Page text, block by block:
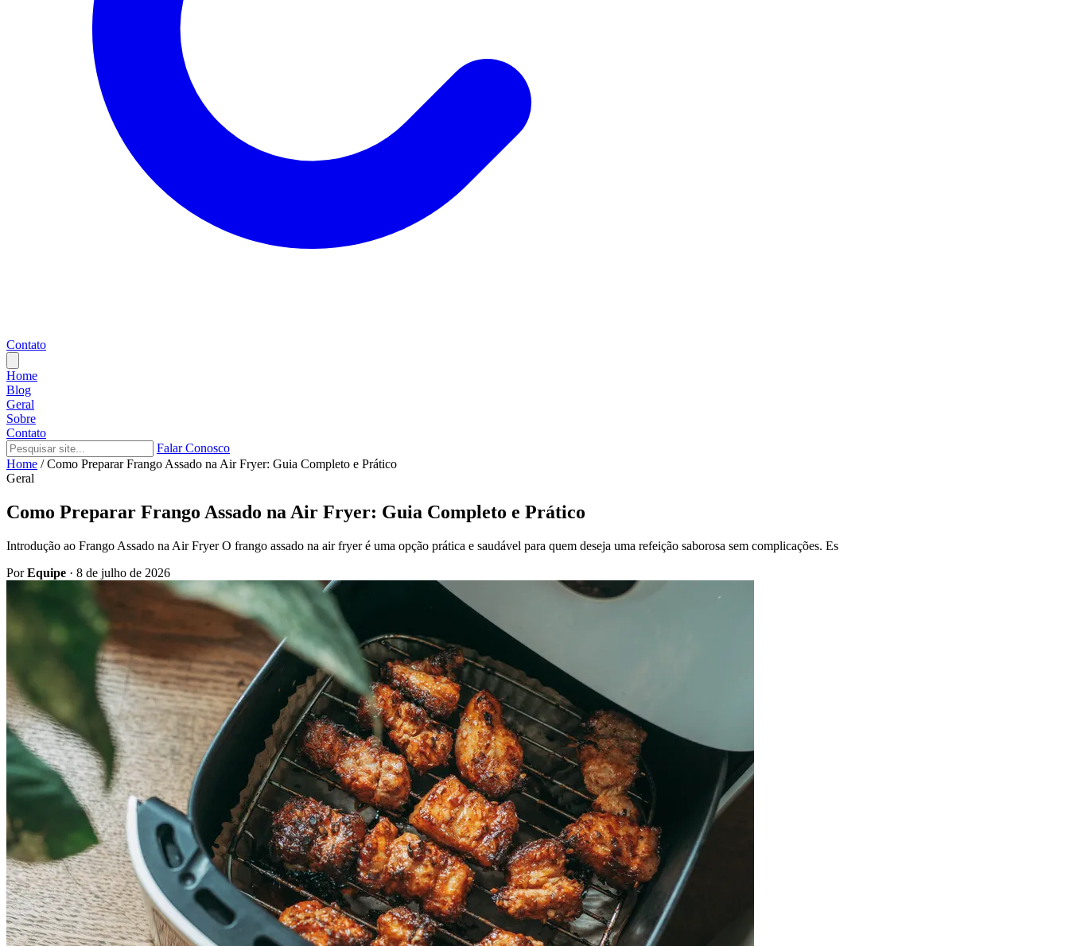
Contato
Home
Blog
Geral
Sobre
Contato
Falar Conosco
Home / Como Preparar Frango Assado na Air Fryer: Guia Completo e Prático
Geral
Como Preparar Frango Assado na Air Fryer: Guia Completo e Prático
Introdução ao Frango Assado na Air Fryer O frango assado na air fryer é uma opção prática e saudável para quem deseja uma refeição saborosa sem complicações. Es
PorEquipe · 8 de julho de 2026